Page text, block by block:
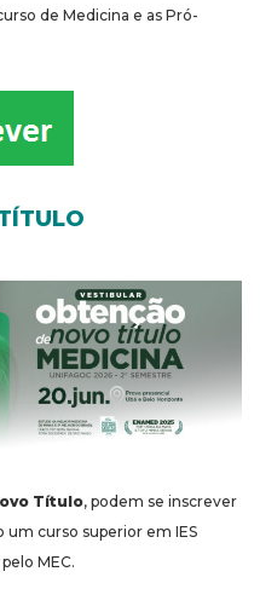
de Medicina e as Pró-
Título, podem se inscrever
curso superior em IES
MEC.